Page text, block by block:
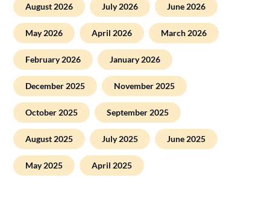
August 2026 July 2026 June 2026
May 2026 April 2026 March 2026
February 2026 January 2026
December 2025 November 2025
October 2025 September 2025
August 2025 July 2025 June 2025
May 2025 April 2025